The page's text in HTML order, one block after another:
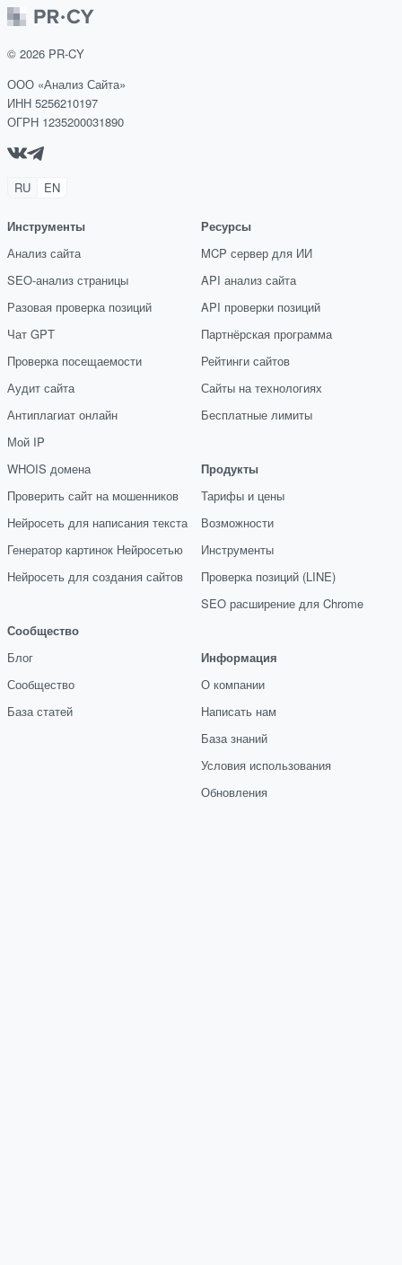
© 2026 PR-CY
ООО «Анализ Сайта»
ИНН 5256210197
ОГРН 1235200031890
RU EN
Инструменты
Анализ сайта
SEO-анализ страницы
Разовая проверка позиций
Чат GPT
Проверка посещаемости
Аудит сайта
Антиплагиат онлайн
Мой IP
WHOIS домена
Проверить сайт на мошенников
Нейросеть для написания текста
Генератор картинок Нейросетью
Нейросеть для создания сайтов
Сообщество
Блог
Сообщество
База статей
Ресурсы
MCP сервер для ИИ
API анализ сайта
API проверки позиций
Партнёрская программа
Рейтинги сайтов
Сайты на технологиях
Бесплатные лимиты
Продукты
Тарифы и цены
Возможности
Инструменты
Проверка позиций (LINE)
SEO расширение для Chrome
Информация
О компании
Написать нам
База знаний
Условия использования
Обновления